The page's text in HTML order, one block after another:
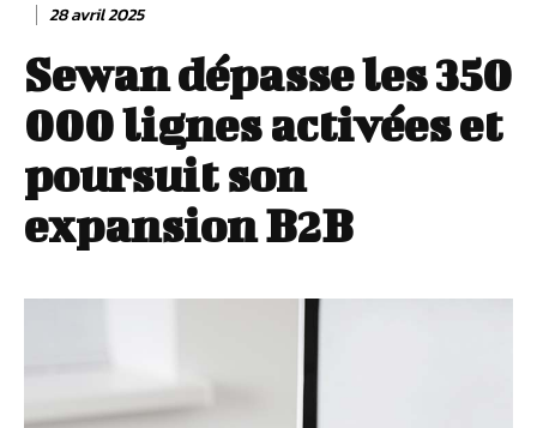
28 avril 2025
Sewan dépasse les 350
000 lignes activées et
poursuit son
expansion B2B